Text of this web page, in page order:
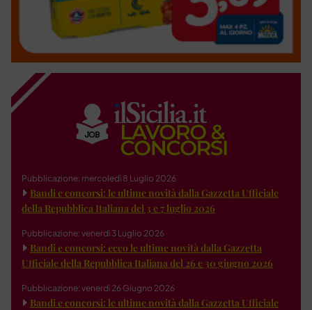
Pubblicazione: mercoledì 8 Luglio 2026
Bandi e concorsi: le ultime novità dalla Gazzetta Ufficiale
della Repubblica Italiana del 3 e 7 luglio 2026
Pubblicazione: venerdì 3 Luglio 2026
Bandi e concorsi: ecco le ultime novità dalla Gazzetta
Ufficiale della Repubblica Italiana del 26 e 30 giugno 2026
Pubblicazione: venerdì 26 Giugno 2026
Bandi e concorsi: le ultime novità dalla Gazzetta Ufficiale